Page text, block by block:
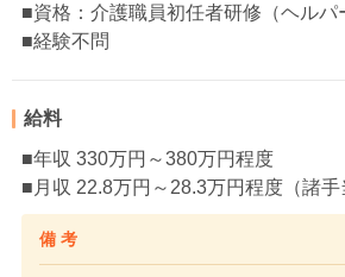
■資格：介護職員初任者研修（ヘルパ
■経験不問
給料
■年収 330万円～380万円程度
■月収 22.8万円～28.3万円程度（諸手
備 考